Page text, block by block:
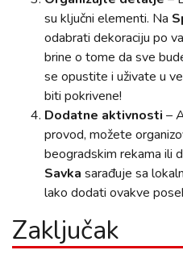
su ključni elementi. Na
odabrati dekoraciju po
brine o tome da sve
se opustite i uživate u
biti pokrivene!
Dodatne aktivnosti –
provod, možete
beogradskim rekama ili
Savka sarađuje sa
lako dodati ovakve
Zaključak